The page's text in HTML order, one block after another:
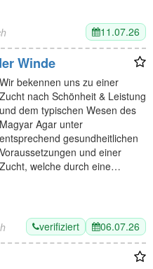
11.07.26
Winde
Wir bekennen uns zu einer
Zucht nach Schönheit & Leistung
und dem typischen Wesen des
Magyar Agar unter
entsprechend gesundheitlichen
Voraussetzungen und einer
Zucht, welche durch eine…
verifiziert 06.07.26